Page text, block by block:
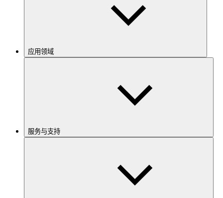
应用领域
服务与支持